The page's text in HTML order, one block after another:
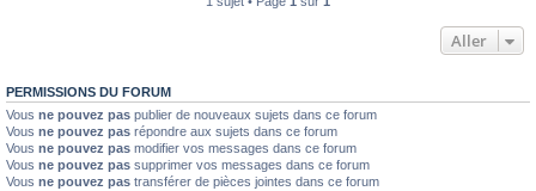
Aller
PERMISSIONS DU FORUM
Vous ne pouvez pas publier de nouveaux sujets dans ce forum
Vous ne pouvez pas répondre aux sujets dans ce forum
Vous ne pouvez pas modifier vos messages dans ce forum
Vous ne pouvez pas supprimer vos messages dans ce forum
Vous ne pouvez pas transférer de pièces jointes dans ce forum